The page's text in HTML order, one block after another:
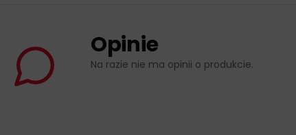
Opinie
Na razie nie ma opinii o produkcie.